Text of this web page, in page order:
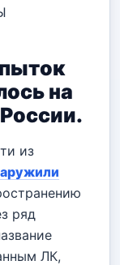
на
из
ряд
ЛК,